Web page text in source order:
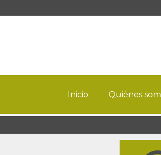
Inicio Quiénes